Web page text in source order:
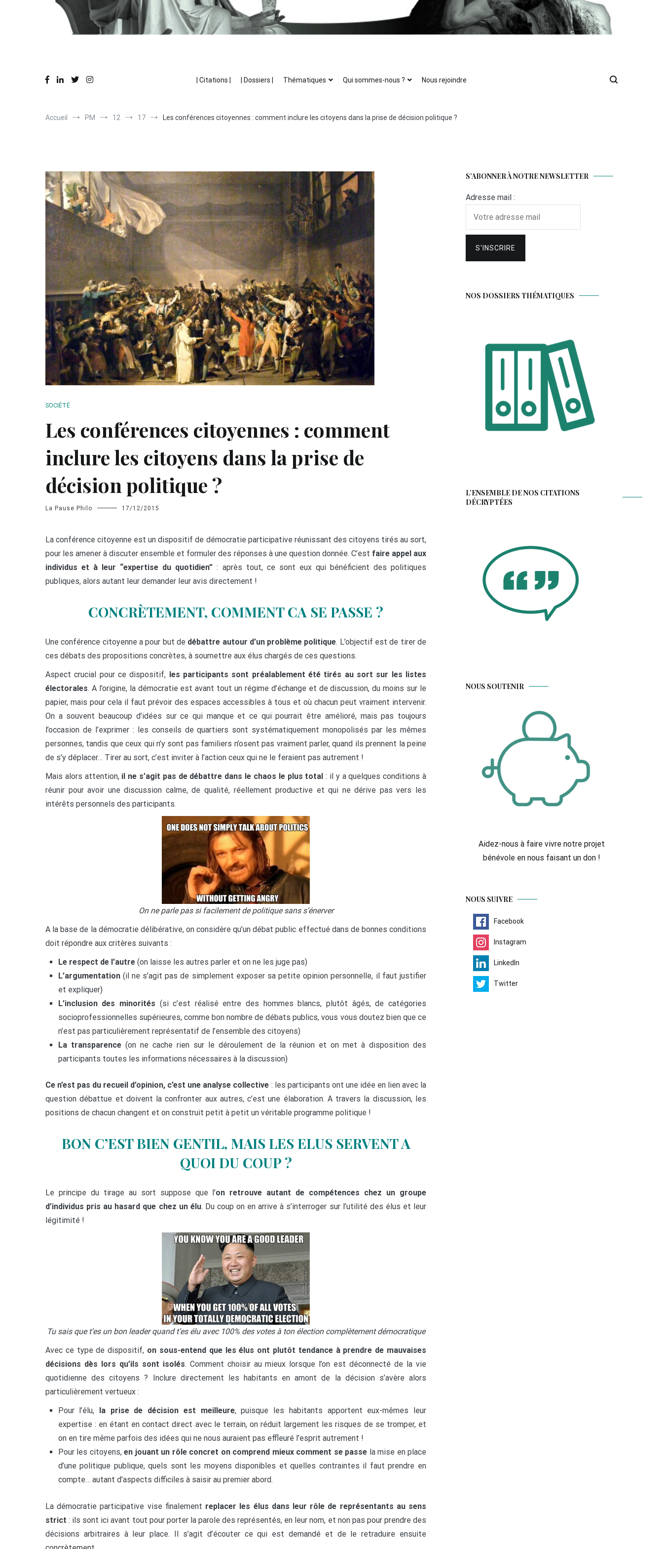
| Citations |
| Dossiers | Thématiques Qui sommes-nous ? Nous rejoindre
Accueil PM 12 17 Les conférences citoyennes : comment inclure les citoyens dans la prise de décision politique ?
SOCIÉTÉ
Les conférences citoyennes : comment
inclure les citoyens dans la prise de
décision politique ?
La Pause Philo 17/12/2015
La conférence citoyenne est un dispositif de démocratie participative réunissant des citoyens tirés au sort,
pour les amener à discuter ensemble et formuler des réponses à une question donnée. C’est faire appel aux
individus et à leur “expertise du quotidien” : après tout, ce sont eux qui bénéficient des politiques
publiques, alors autant leur demander leur avis directement !
CONCRÈTEMENT, COMMENT CA SE PASSE ?
Une conférence citoyenne a pour but dedébattre autour d’un problème politique. L’objectif est de tirer de
ces débats des propositions concrètes, à soumettre aux élus chargés de ces questions.
Aspect crucial pour ce dispositif, les participants sont préalablement été tirés au sort sur les listes
électorales. A l’origine, la démocratie est avant tout un régime d’échange et de discussion, du moins sur le
papier, mais pour cela il faut prévoir des espaces accessibles à tous et où chacun peut vraiment intervenir.
On a souvent beaucoup d’idées sur ce qui manque et ce qui pourrait être amélioré, mais pas toujours
l’occasion de l’exprimer : les conseils de quartiers sont systématiquement monopolisés par les mêmes
personnes, tandis que ceux qui n’y sont pas familiers n’osent pas vraiment parler, quand ils prennent la peine
de s’y déplacer… Tirer au sort, c’est inviter à l’action ceux qui ne le feraient pas autrement !
Mais alors attention,il ne s’agit pas de débattre dans le chaos le plus total : il y a quelques conditions à
réunir pour avoir une discussion calme, de qualité, réellement productive et qui ne dérive pas vers les
intérêts personnels des participants.
On ne parle pas si facilement de politique sans s’énerver
A la base de la démocratie délibérative, on considère qu’un débat public effectué dans de bonnes conditions
doit répondre aux critères suivants :
Le respect de l’autre(on laisse les autres parler et on ne les juge pas)
L’argumentation(il ne s’agit pas de simplement exposer sa petite opinion personnelle, il faut justifier
et expliquer)
L’inclusion des minorités (si c’est réalisé entre des hommes blancs, plutôt âgés, de catégories
socioprofessionnelles supérieures, comme bon nombre de débats publics, vous vous doutez bien que ce
n’est pas particulièrement représentatif de l’ensemble des citoyens)
La transparence(on ne cache rien sur le déroulement de la réunion et on met à disposition des
participants toutes les informations nécessaires à la discussion)
Ce n’est pas du recueil d’opinion, c’est une analyse collective : les participants ont une idée en lien avec la
question débattue et doivent la confronter aux autres, c’est une élaboration. A travers la discussion, les
positions de chacun changent et on construit petit à petit un véritable programme politique !
BON C’EST BIEN GENTIL, MAIS LES ELUS SERVENT A
QUOI DU COUP ?
Le principe du tirage au sort suppose que l’on retrouve autant de compétences chez un groupe
d’individus pris au hasard que chez un élu. Du coup on en arrive à s’interroger sur l’utilité des élus et leur
légitimité !
Tu sais que t’es un bon leader quand t’es élu avec 100% des votes à ton élection complètement démocratique
Avec ce type de dispositif, on sous-entend que les élus ont plutôt tendance à prendre de mauvaises
décisions dès lors qu’ils sont isolés. Comment choisir au mieux lorsque l’on est déconnecté de la vie
quotidienne des citoyens ? Inclure directement les habitants en amont de la décision s’avère alors
particulièrement vertueux :
Pour l’élu,
la prise de décision est meilleure, puisque les habitants apportent eux-mêmes leur
expertise : en étant en contact direct avec le terrain, on réduit largement les risques de se tromper, et
on en tire même parfois des idées qui ne nous auraient pas effleuré l’esprit autrement !
Pour les citoyens,en jouant un rôle concret on comprend mieux comment se passe la mise en place
d’une politique publique, quels sont les moyens disponibles et quelles contraintes il faut prendre en
compte… autant d’aspects difficiles à saisir au premier abord.
La démocratie participative vise finalement replacer les élus dans leur rôle de représentants au sens
strict : ils sont ici avant tout pour porter la parole des représentés, en leur nom, et non pas pour prendre des
décisions arbitraires à leur place. Il s’agit d’écouter ce qui est demandé et de le retraduire ensuite
S’ABONNER À NOTRE NEWSLETTER
Adresse mail :
NOS DOSSIERS THÉMATIQUES
L’ENSEMBLE DE NOS CITATIONS
DÉCRYPTÉES
NOUS SOUTENIR
Aidez-nous à faire vivre notre projet
bénévole en nous faisant un don !
NOUS SUIVRE
Facebook
Instagram
LinkedIn
Twitter